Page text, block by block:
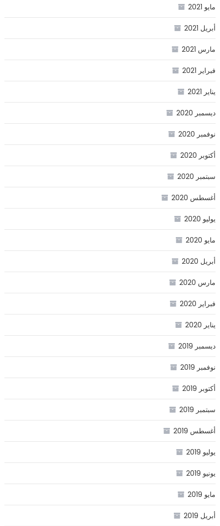
مايو 2021
أبريل 2021
مارس 2021
فبراير 2021
يناير 2021
ديسمبر 2020
نوفمبر 2020
أكتوبر 2020
سبتمبر 2020
أغسطس 2020
يوليو 2020
مايو 2020
أبريل 2020
مارس 2020
فبراير 2020
يناير 2020
ديسمبر 2019
نوفمبر 2019
أكتوبر 2019
سبتمبر 2019
أغسطس 2019
يوليو 2019
يونيو 2019
مايو 2019
أبريل 2019